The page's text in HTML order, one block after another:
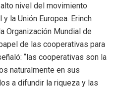
nivel del movimiento
la Unión Europea. Erinch
Organización Mundial de
de las cooperativas para
“las cooperativas son la
naturalmente en sus
a difundir la riqueza y las